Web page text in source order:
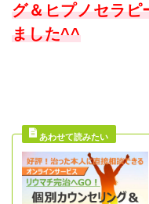
グ＆ヒプノセラピ
ました^^